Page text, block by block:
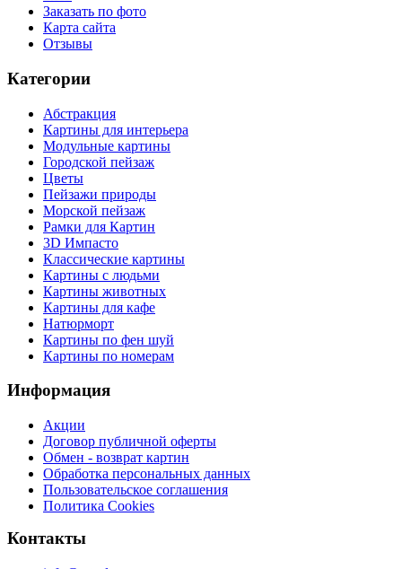
Заказать по фото
Карта сайта
Отзывы
Категории
Абстракция
Картины для интерьера
Модульные картины
Городской пейзаж
Цветы
Пейзажи природы
Морской пейзаж
Рамки для Картин
3D Импасто
Классические картины
Картины с людьми
Картины животных
Картины для кафе
Натюрморт
Картины по фен шуй
Картины по номерам
Информация
Акции
Договор публичной оферты
Обмен - возврат картин
Обработка персональных данных
Пользовательское соглашения
Политика Cookies
Контакты